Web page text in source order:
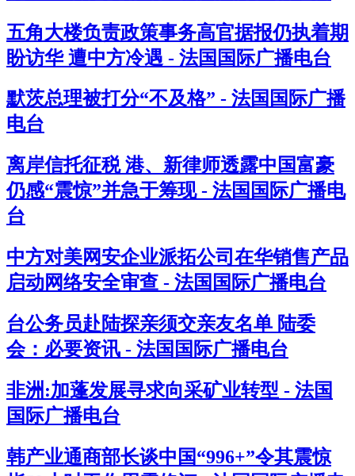
五角大楼负责政策事务高官据报仍执着期
盼访华 遭中方冷遇 - 法国国际广播电台
默茨总理被打分“不及格” - 法国国际广播
电台
离岸信托征税 港、新律师透露中国富豪
仍感“震惊”并急于筹现 - 法国国际广播电
台
中方对美网安企业派拓公司在华销售产品
启动网络安全审查 - 法国国际广播电台
台公务员赴陆探亲须交亲友名单 陆委
会：必要资讯 - 法国国际广播电台
非洲:加蓬发展寻求向采矿业转型 - 法国
国际广播电台
韩产业通商部长谈中国“996+”令其震惊